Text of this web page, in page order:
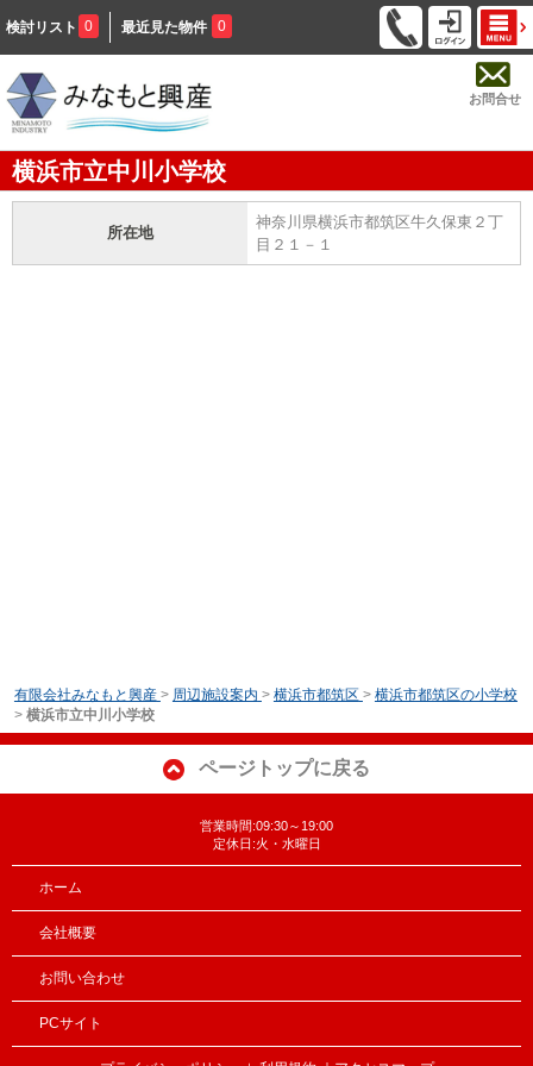
検討リスト 0 最近見た物件 0
お問合せ
横浜市立中川小学校
所在地
神奈川県横浜市都筑区牛久保東２丁
目２１－１
有限会社みなもと興産 > 周辺施設案内 > 横浜市都筑区 > 横浜市都筑区の小学校
> 横浜市立中川小学校
ページトップに戻る
営業時間:09:30～19:00
定休日:火・水曜日
ホーム
会社概要
お問い合わせ
PCサイト